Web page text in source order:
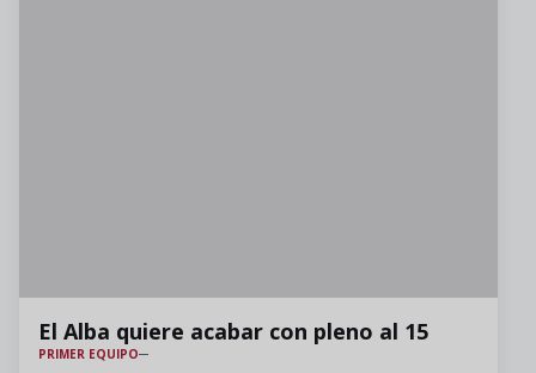
El Alba quiere acabar con pleno al 15
PRIMER EQUIPO